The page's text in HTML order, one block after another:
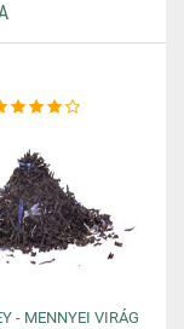
- MENNYEI VIRÁG